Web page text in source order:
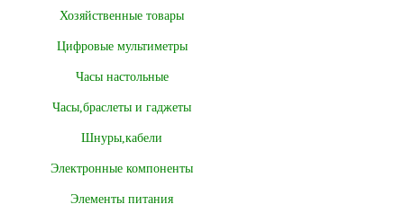
Хозяйственные товары
Цифровые мультиметры
Часы настольные
Часы,браслеты и гаджеты
Шнуры,кабели
Электронные компоненты
Элементы питания